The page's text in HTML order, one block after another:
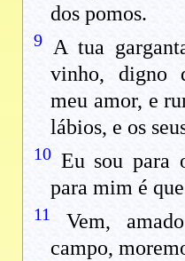
dos pomos.
9 A tua
vinho, digno
meu amor, e
lábios, e os
10 Eu sou para
para mim é
11
Vem,
campo,